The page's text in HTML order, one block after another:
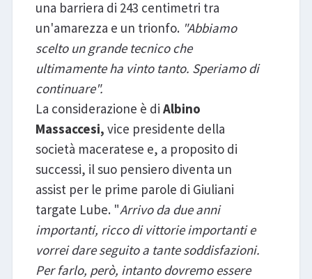
una barriera di 243 centimetri tra
un'amarezza e un trionfo. "Abbiamo
scelto un grande tecnico che
ultimamente ha vinto tanto. Speriamo di
continuare".
La considerazione è di Albino
Massaccesi, vice presidente della
società maceratese e, a proposito di
successi, il suo pensiero diventa un
assist per le prime parole di Giuliani
targate Lube. "Arrivo da due anni
importanti, ricco di vittorie importanti e
vorrei dare seguito a tante soddisfazioni.
Per farlo, però, intanto dovremo essere